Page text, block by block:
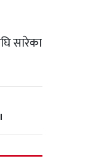
सारेका